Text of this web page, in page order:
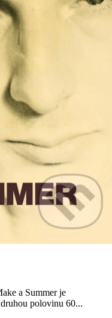
a Summer je
polovinu 60...